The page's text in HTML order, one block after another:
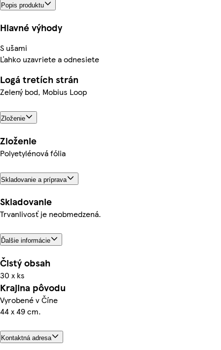
Popis produktu
Hlavné výhody
S ušami
Ľahko uzavriete a odnesiete
Logá tretích strán
Zelený bod, Mobius Loop
Zloženie
Zloženie
Polyetylénová fólia
Skladovanie a príprava
Skladovanie
Trvanlivosť je neobmedzená.
Ďalšie informácie
Čistý obsah
30 x ks
Krajina pôvodu
Vyrobené v Číne
44 x 49 cm.
Kontaktná adresa